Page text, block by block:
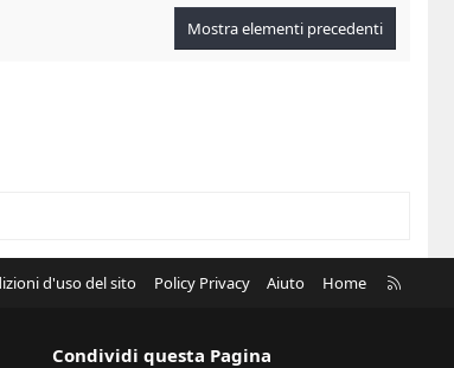
Mostra elementi precedenti
d'uso del sito Policy Privacy Aiuto Home
R
Condividi questa Pagina